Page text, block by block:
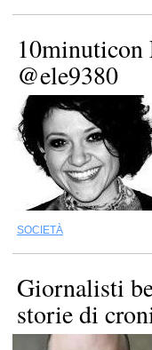
@ele9380
SOCIETÀ
Giornalisti
storie di